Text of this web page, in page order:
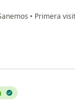
• Primera